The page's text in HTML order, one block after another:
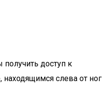
доступ к
находящимся слева от ног